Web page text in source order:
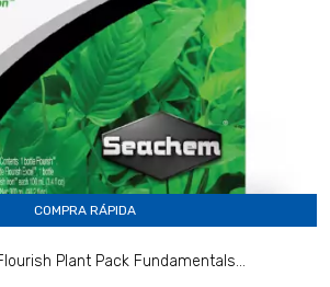
COMPRA RÁPIDA
Plant Pack Fundamentals...